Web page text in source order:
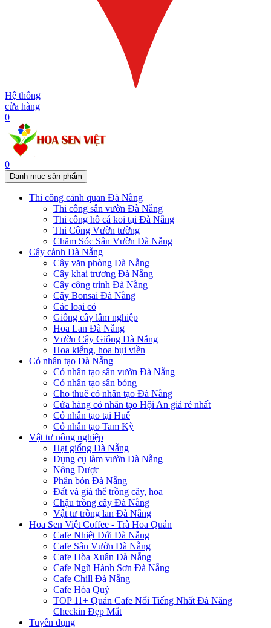
Hệ thống
cửa hàng
0
0
Danh mục sản phẩm
Thi công cảnh quan Đà Nẵng
Thi công sân vườn Đà Nẵng
Thi công hồ cá koi tại Đà Nẵng
Thi Công Vườn tường
Chăm Sóc Sân Vườn Đà Nẵng
Cây cảnh Đà Nẵng
Cây văn phòng Đà Nẵng
Cây khai trương Đà Nẵng
Cây công trình Đà Nẵng
Cây Bonsai Đà Nẵng
Các loại cỏ
Giống cây lâm nghiệp
Hoa Lan Đà Nẵng
Vườn Cây Giống Đà Nẵng
Hoa kiểng, hoa bụi viền
Cỏ nhân tạo Đà Nẵng
Cỏ nhân tạo sân vườn Đà Nẵng
Cỏ nhân tạo sân bóng
Cho thuê cỏ nhân tạo Đà Nẵng
Cửa hàng cỏ nhân tạo Hội An giá rẻ nhất
Cỏ nhân tạo tại Huế
Cỏ nhân tạo Tam Kỳ
Vật tư nông nghiệp
Hạt giống Đà Nẵng
Dụng cụ làm vườn Đà Nẵng
Nông Dược
Phân bón Đà Nẵng
Đất và giá thể trồng cây, hoa
Chậu trồng cây Đà Nẵng
Vật tư trồng lan Đà Nẵng
Hoa Sen Việt Coffee - Trà Hoa Quán
Cafe Nhiệt Đới Đà Nẵng
Cafe Sân Vườn Đà Nẵng
Cafe Hòa Xuân Đà Nẵng
Cafe Ngũ Hành Sơn Đà Nẵng
Cafe Chill Đà Nẵng
Cafe Hòa Quý
TOP 11+ Quán Cafe Nổi Tiếng Nhất Đà Năng
Checkin Đẹp Mắt
Tuyển dụng